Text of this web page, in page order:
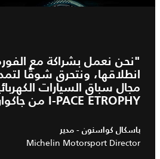
انطلاقها، ونتحرق شوقًا
مجال سباق السيارات
I‑PACE ETROPHY من جاكوار".
باسكال كواسنون - مدير
Michelin Motorsport Director